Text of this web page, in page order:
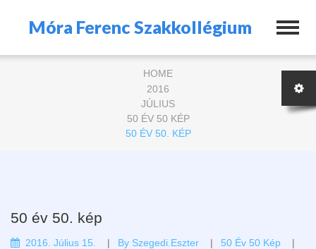
Móra Ferenc Szakkollégium
HOME
2016
JÚLIUS
50 ÉV 50 KÉP
50 ÉV 50. KÉP
50 év 50. kép
2016. Július 15. By Szegedi.eszter
50 Év 50 Kép